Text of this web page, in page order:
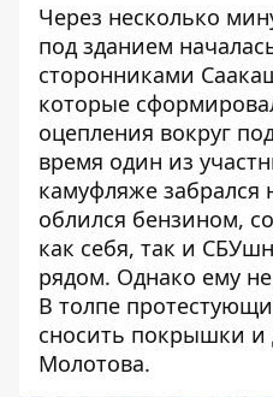
Через несколько
под зданием
сторонниками
которые
оцепления вокруг
время один из
камуфляже забрался
облился бензином,
как себя, так и
рядом. Однако ему не
В толпе
сносить покрышки и
Молотова.